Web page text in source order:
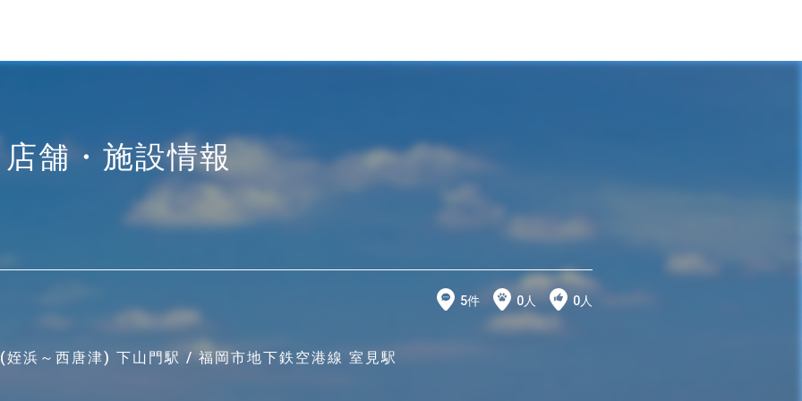
店舗・施設情報
5件 0人 0人
浜～西唐津) 下山門駅 / 福岡市地下鉄空港線 室見駅